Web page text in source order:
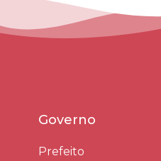
Governo
Prefeito